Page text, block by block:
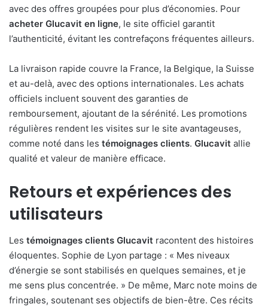
avec des offres groupées pour plus d’économies. Pour
acheter Glucavit en ligne, le site officiel garantit
l’authenticité, évitant les contrefaçons fréquentes ailleurs.
La livraison rapide couvre la France, la Belgique, la Suisse
et au-delà, avec des options internationales. Les achats
officiels incluent souvent des garanties de
remboursement, ajoutant de la sérénité. Les promotions
régulières rendent les visites sur le site avantageuses,
comme noté dans les témoignages clients. Glucavit allie
qualité et valeur de manière efficace.
Retours et expériences des
utilisateurs
Les témoignages clients Glucavit racontent des histoires
éloquentes. Sophie de Lyon partage : « Mes niveaux
d’énergie se sont stabilisés en quelques semaines, et je
me sens plus concentrée. » De même, Marc note moins de
fringales, soutenant ses objectifs de bien-être. Ces récits